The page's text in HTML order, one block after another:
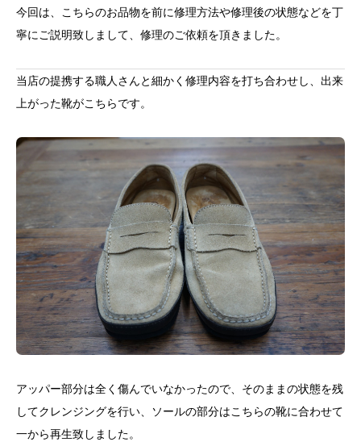
今回は、こちらのお品物を前に修理方法や修理後の状態などを丁
寧にご説明致しまして、修理のご依頼を頂きました。
当店の提携する職人さんと細かく修理内容を打ち合わせし、出来
上がった靴がこちらです。
アッパー部分は全く傷んでいなかったので、そのままの状態を残
してクレンジングを行い、ソールの部分はこちらの靴に合わせて
一から再生致しました。